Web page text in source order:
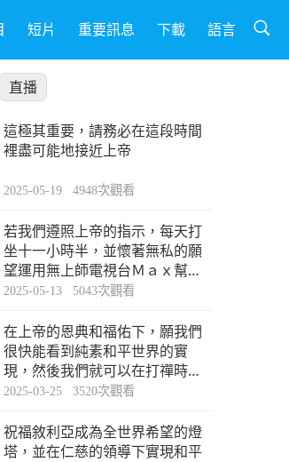
短片 重要訊息 下載 語言
直播
這極其重要，請務必在這段時間
裡盡可能地接近上帝
2025-05-19 4948次觀看
若我們遵照上帝的指示，每天打
坐十一小時半，並懷著無私的願
望運用無上師電視台Ｍａｘ幫助
拯救地球，這將能幫助其他人和
2025-05-13 5043次觀看
在上帝的恩典和福佑下，願我們
很快能看到純素和平世界的實
現，然後我們就可以在打禪時再
次見面
2025-03-25 3520次觀看
祝福敘利亞成為全世界希望的燈
塔，並在仁慈的領導下實現和平